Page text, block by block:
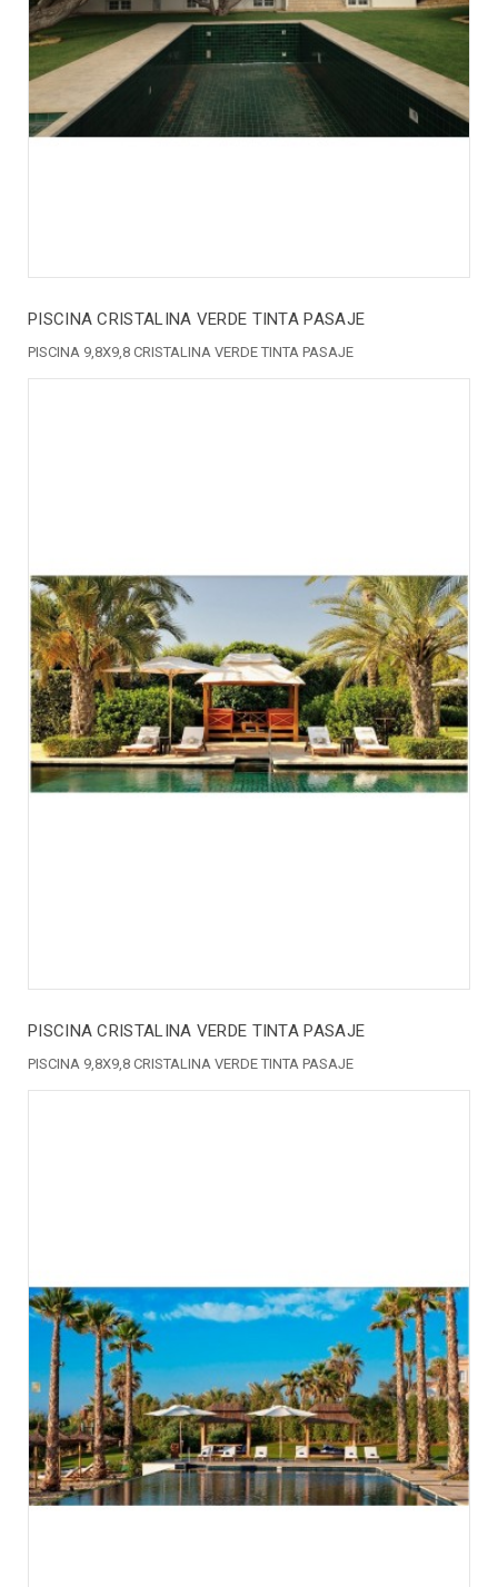
PISCINA CRISTALINA VERDE TINTA PASAJE
PISCINA 9,8X9,8 CRISTALINA VERDE TINTA PASAJE
PISCINA CRISTALINA VERDE TINTA PASAJE
PISCINA 9,8X9,8 CRISTALINA VERDE TINTA PASAJE